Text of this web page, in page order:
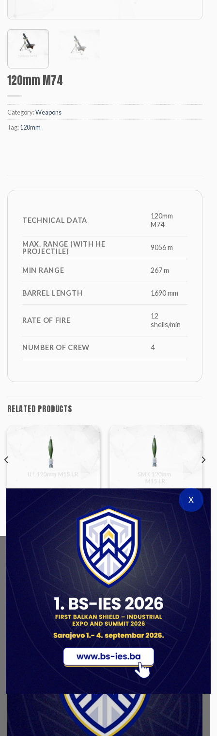
120mm M74
Category:Weapons
Tag:120mm
TECHNICAL DATA
120mm
M74
MAX. RANGE (WITH HE
PROJECTILE)
9056 m
MIN RANGE 267 m
BARREL LENGTH 1690 mm
RATE OF FIRE
12
shells/min
NUMBER OF CREW 4
RELATED PRODUCTS
LARGE CALIBER AMMUNITION
ILL 120mm M15 LR
LARGE CALIBER AMMUNITION
SMK 120mm M15 LR
ABOUT US
As a government authorized defense industry
concern,
Unis GROUPis the leading exporter of weapons
and military equipment in Bosnia and Herzegovina.
X